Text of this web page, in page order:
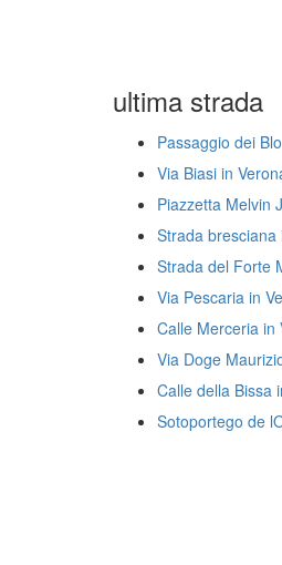
ultima strada
Passaggio dei
Via Biasi in
Piazzetta Melvin
Strada bresciana
Strada del Forte
Via Pescaria in
Calle Merceria in
Via Doge
Calle della Bissa
Sotoportego de